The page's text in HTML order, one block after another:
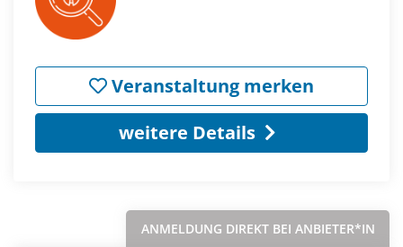
Veranstaltung merken
weitere Details
ANMELDUNG DIREKT BEI ANBIETER*IN